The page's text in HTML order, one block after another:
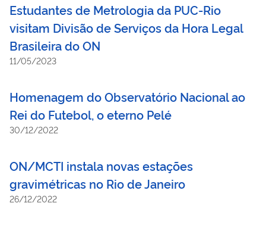
Estudantes de Metrologia da PUC-Rio
visitam Divisão de Serviços da Hora Legal
Brasileira do ON
11/05/2023
Homenagem do Observatório Nacional ao
Rei do Futebol, o eterno Pelé
30/12/2022
ON/MCTI instala novas estações
gravimétricas no Rio de Janeiro
26/12/2022